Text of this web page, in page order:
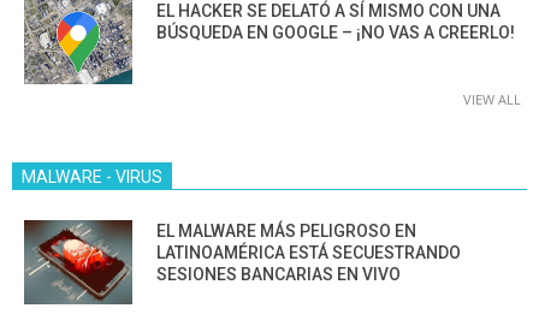
EL HACKER SE DELATÓ A SÍ MISMO CON UNA
BÚSQUEDA EN GOOGLE – ¡NO VAS A CREERLO!
VIEW ALL
MALWARE - VIRUS
EL MALWARE MÁS PELIGROSO EN
LATINOAMÉRICA ESTÁ SECUESTRANDO
SESIONES BANCARIAS EN VIVO